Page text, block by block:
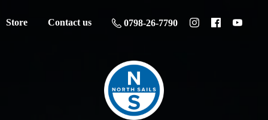
Store Contact us 0798-26-7790